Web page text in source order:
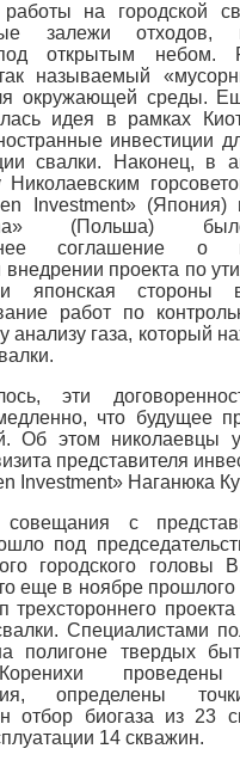
на городской
залежи отходов,
открытым небом.
называемый
окружающей среды.
идея в рамках
инвестиции
свалки. Наконец, в
Николаевским
Investment» (Япония)
(Польша)
соглашение о
проекта по
и японская стороны
работ по
анализу газа, который
эти
что будущее
Об этом николаевцы
представителя
Investment» Наганюка
с
под
городского головы
еще в ноябре прошлого
трехстороннего
Специалистами
полигоне твердых
проведены
определены
отбор биогаза из 23
14 скважин.